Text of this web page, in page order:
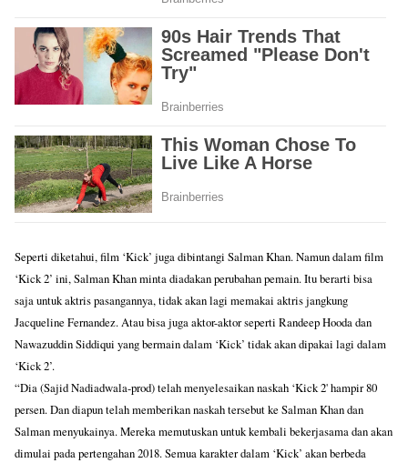
Seperti diketahui, film ‘Kick’ juga dibintangi Salman Khan. Namun dalam film
‘Kick 2’ ini, Salman Khan minta diadakan perubahan pemain. Itu berarti bisa
saja untuk aktris pasangannya, tidak akan lagi memakai aktris jangkung
Jacqueline Fernandez. Atau bisa juga aktor-aktor seperti Randeep Hooda dan
Nawazuddin Siddiqui yang bermain dalam ‘Kick’ tidak akan dipakai lagi dalam
‘Kick 2’.
“Dia (Sajid Nadiadwala-prod) telah menyelesaikan naskah ‘Kick 2' hampir 80
persen. Dan diapun telah memberikan naskah tersebut ke Salman Khan dan
Salman menyukainya. Mereka memutuskan untuk kembali bekerjasama dan akan
dimulai pada pertengahan 2018. Semua karakter dalam ‘Kick’ akan berbeda